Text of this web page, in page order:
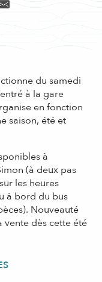
du samedi
à la gare
en fonction
saison, été et
à
(à deux pas
les heures
à bord du bus
Nouveauté
vente dès cette été